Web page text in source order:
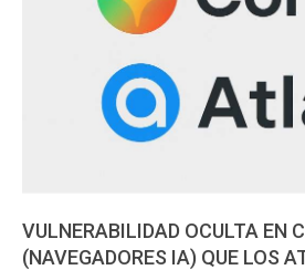
VULNERABILIDAD OCULTA EN
(NAVEGADORES IA) QUE LOS